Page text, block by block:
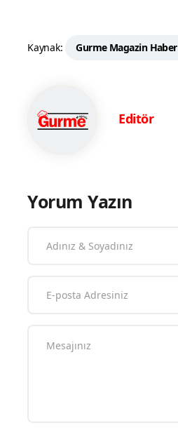
Kaynak: Gurme Magazin Haber
Editör
Yorum Yazın